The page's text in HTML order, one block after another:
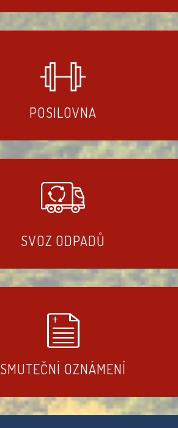
POSILOVNA
SVOZ ODPADŮ
SMUTEČNÍ OZNÁMENÍ